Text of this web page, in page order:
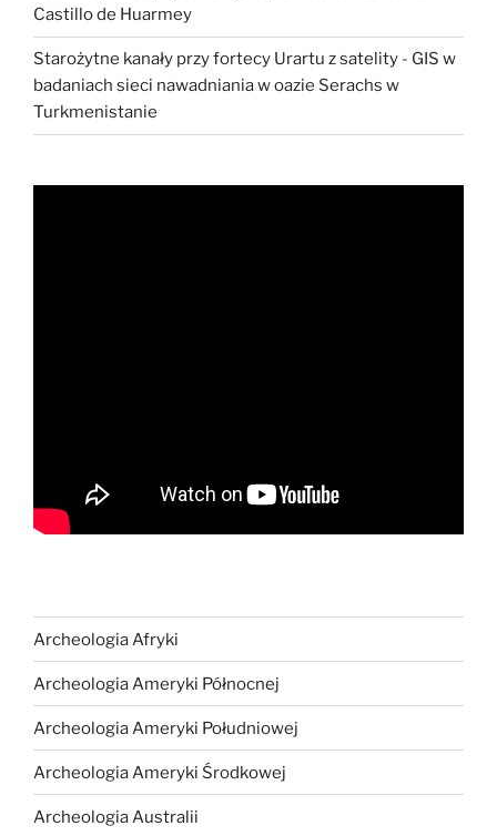
Castillo de Huarmey
Starożytne kanały przy fortecy Urartu z satelity - GIS w
badaniach sieci nawadniania w oazie Serachs w
Turkmenistanie
Archeologia Afryki
Archeologia Ameryki Północnej
Archeologia Ameryki Południowej
Archeologia Ameryki Środkowej
Archeologia Australii